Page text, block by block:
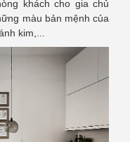
khách cho gia chủ
màu bản mệnh của
kim,...